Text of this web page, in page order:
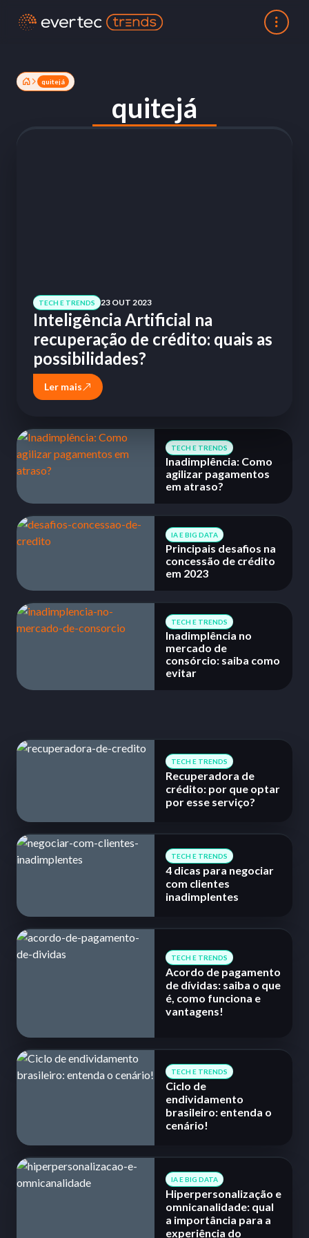
quitejá
quitejá
TECH E TRENDS 23 OUT 2023
Inteligência Artificial na
recuperação de crédito: quais as
possibilidades?
Ler mais
TECH E TRENDS
Inadimplência: Como
agilizar pagamentos
em atraso?
IA E BIG DATA
Principais desafios na
concessão de crédito
em 2023
TECH E TRENDS
Inadimplência no
mercado de
consórcio: saiba como
evitar
TECH E TRENDS
Recuperadora de
crédito: por que optar
por esse serviço?
TECH E TRENDS
4 dicas para negociar
com clientes
inadimplentes
TECH E TRENDS
Acordo de pagamento
de dívidas: saiba o que
é, como funciona e
vantagens!
TECH E TRENDS
Ciclo de
endividamento
brasileiro: entenda o
cenário!
IA E BIG DATA
Hiperpersonalização e
omnicanalidade: qual
a importância para a
experiência do